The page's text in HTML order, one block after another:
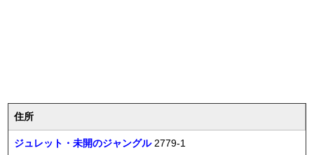
住所
ジュレット・未開のジャングル2779-1